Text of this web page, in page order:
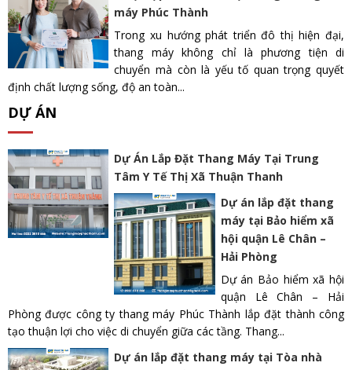
máy Phúc Thành
Trong xu hướng phát triển đô thị hiện đại,
thang máy không chỉ là phương tiện di
chuyển mà còn là yếu tố quan trọng quyết
định chất lượng sống, độ an toàn...
DỰ ÁN
Dự Án Lắp Đặt Thang Máy Tại Trung
Tâm Y Tế Thị Xã Thuận Thanh
Dự án lắp đặt thang
máy tại Bảo hiểm xã
hội quận Lê Chân –
Hải Phòng
Dự án Bảo hiểm xã hội
quận Lê Chân – Hải
Phòng được công ty thang máy Phúc Thành lắp đặt thành công
tạo thuận lợi cho việc di chuyển giữa các tầng. Thang...
Dự án lắp đặt thang máy tại Tòa nhà